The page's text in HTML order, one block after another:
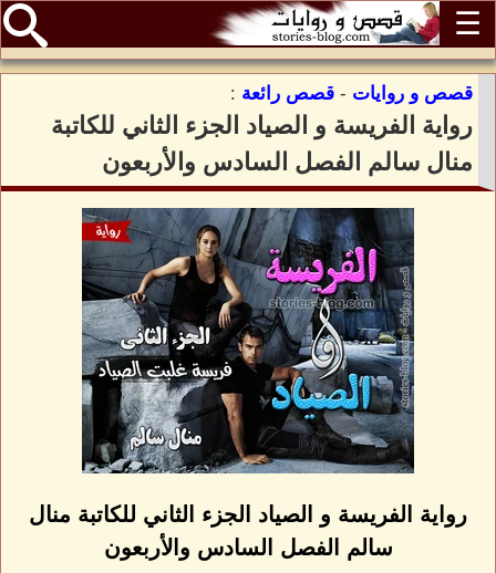
☰
قصص و روايات - قصص رائعة :
رواية الفريسة و الصياد الجزء الثاني للكاتبة
منال سالم الفصل السادس والأربعون
رواية الفريسة و الصياد الجزء الثاني للكاتبة منال
سالم الفصل السادس والأربعون